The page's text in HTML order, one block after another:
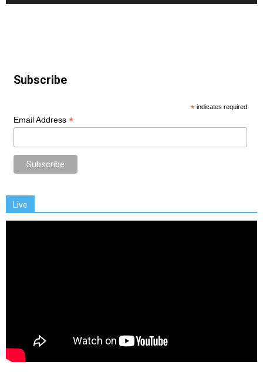
Subscribe
* indicates required
Email Address *
Live